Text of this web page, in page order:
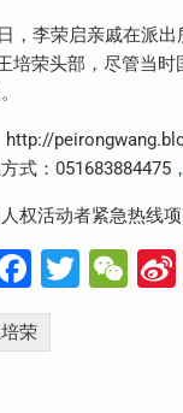
，李荣启亲戚在派
培荣头部，尽管当时
http://
式：051683884475，
权活动者紧急热线
荣